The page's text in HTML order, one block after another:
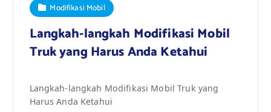
Modifikasi Mobil
Langkah-langkah Modifikasi Mobil
Truk yang Harus Anda Ketahui
Langkah-langkah Modifikasi Mobil Truk yang
Harus Anda Ketahui